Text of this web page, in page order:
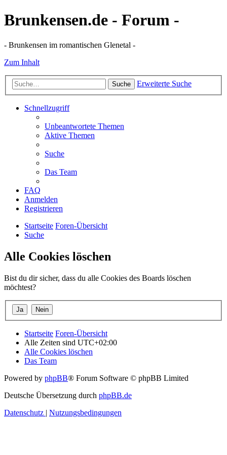
Brunkensen.de - Forum -
- Brunkensen im romantischen Glenetal -
Zum Inhalt
Suche Erweiterte Suche
Schnellzugriff
Unbeantwortete Themen
Aktive Themen
Suche
Das Team
FAQ
Anmelden
Registrieren
Startseite Foren-Übersicht
Suche
Alle Cookies löschen
Bist du dir sicher, dass du alle Cookies des Boards löschen
möchtest?
Startseite Foren-Übersicht
Alle Zeiten sind UTC+02:00
Alle Cookies löschen
Das Team
Powered by phpBB® Forum Software © phpBB Limited
Deutsche Übersetzung durch phpBB.de
Datenschutz | Nutzungsbedingungen